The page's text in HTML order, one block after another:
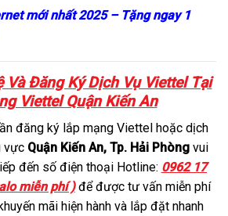
mới nhất 2025 – Tặng ngay 1
Và Đăng Ký Dịch Vụ Viettel Tại
Viettel Quận Kiến An
đăng ký lắp mạng Viettel hoặc dịch
vực Quận Kiến An, Tp. Hải Phòngvui
đến số điện thoại Hotline: 0962 17
miễn phí )để được tư vấn miễn phí
mãi hiện hành và lắp đặt nhanh